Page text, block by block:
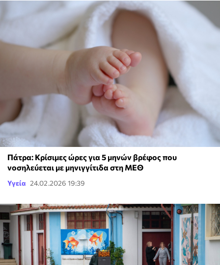
Πάτρα: Κρίσιμες ώρες για 5 μηνών βρέφος που
νοσηλεύεται με μηνιγγίτιδα στη ΜΕΘ
Υγεία 24.02.2026 19:39